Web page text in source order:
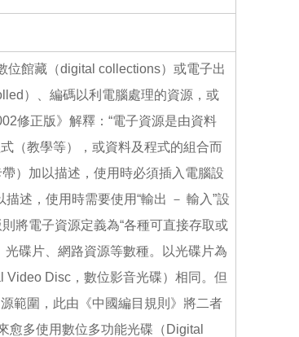
o
位館藏（digital collections）或電子出
）、編碼以利電腦處理的資源，或
修正版》解釋：“電子資源是由資料
（教學等），或資料及程式的組合而
）加以描述，使用時必須插入電腦設
述，使用時需要使用“輸出 － 輸入”設
將電子資源定義為“各種可直接存取或
碟片、網路資源等數種。以光碟片為
Disc，數位影音光碟）相同。但
範圍，此由《中國編目規則》將二者
愈多使用數位多功能光碟（Digital